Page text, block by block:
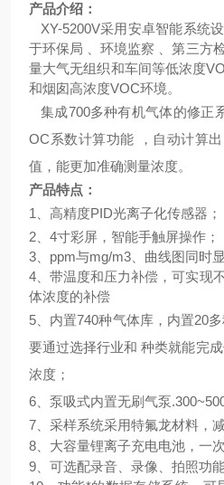
产品介绍：
XY-5200V采用安卓智能系统
于环保局 、环境监察 、第三方
量大气无组织和车间等低浓度
和烟囱高浓度VOC环境。
集成700多种有机气体的修正
OC系数计算功能 ，自动计算
值，能更加准确测量浓度。
产品特点：
1、 高精度PID光离子化传感器；
2、4寸彩屏，智能手触屏操作；
3、ppm与mg/m3、曲线图同时显
4、带温度和压力补偿，可实现
体浓度的补偿
5、 内置740种气体库， 内置20
要通过选择行业和 种类就能完
浓度；
6、 泵吸式内置无刷气泵
7、采样系统采用特氟龙材料，
8、 大容量锂离子充电电池，一
9、可选配录音、录像、拍照功